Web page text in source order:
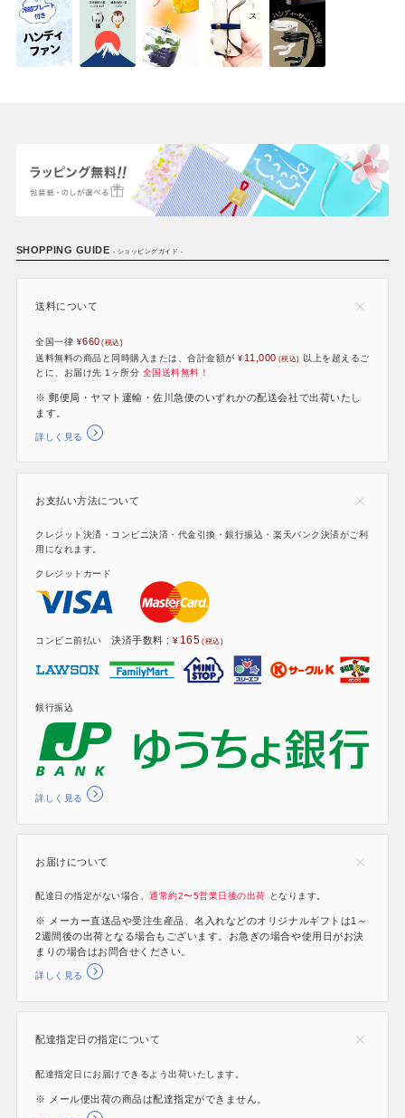
SHOPPING GUIDE - ショッピングガイド -
送料について
全国一律 660
送料無料の商品と同時購入または、合計金額が 11,000
以上を超えるご
とに、お届け先 1ヶ所分 全国送料無料！
※ 郵便局・ヤマト運輸・佐川急便のいずれかの配送会社で出荷いたし
ます。
詳しく見る
お支払い方法について
クレジット決済・コンビニ決済・代金引換・銀行振込・楽天バンク決済がご利
用になれます。
クレジットカード
コンビニ前払い決済手数料 : 165
銀行振込
詳しく見る
お届けについて
配達日の指定がない場合、通常約2〜5営業日後の出荷 となります。
※ メーカー直送品や受注生産品、名入れなどのオリジナルギフトは1～
2週間後の出荷となる場合もございます。お急ぎの場合や使用日がお決
まりの場合はお問合せください。
詳しく見る
配達指定日の指定について
配達指定日にお届けできるよう出荷いたします。
※ メール便出荷の商品は配達指定ができません。